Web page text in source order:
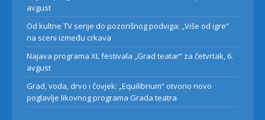
avgust
Od kultne TV serije do pozorišnog podviga: „Više od igre”
na sceni između crkava
Najava programa XL festivala „Grad teatar“ za četvrtak, 6.
avgust
Grad, voda, drvo i čovjek: „Equilibrium“ otvorio novo
poglavlje likovnog programa Grada teatra